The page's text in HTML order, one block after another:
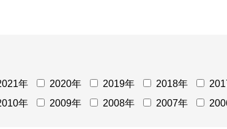
年 2020年 2019年 2018年
年 2009年 2008年 2007年